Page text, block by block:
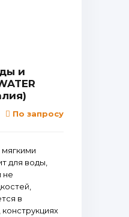
и
По запросу
для воды,
не
в